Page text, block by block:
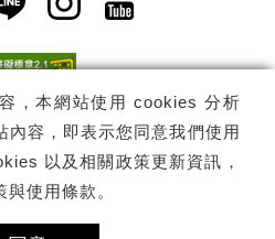
，本網站使用 cookies 分析
內容，即表示您同意我們使用
以及相關政策更新資訊，
與使用條款 。
另開新視窗)
新視窗)
LINE(另開新視窗)
Instagram(另開新視
YouTube(另開
訂閱
-衛武營國家藝術文化中心